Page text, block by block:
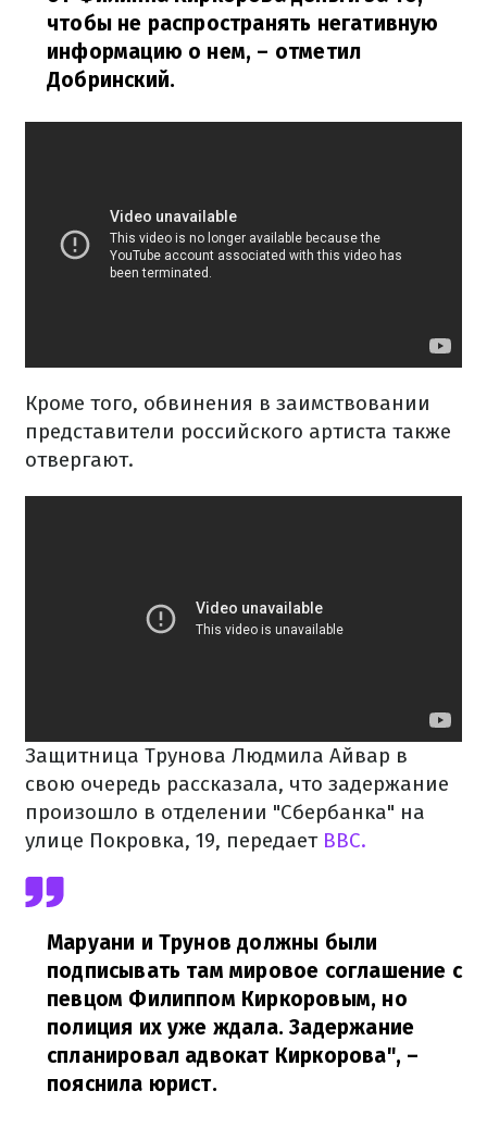
чтобы не распространять негативную
информацию о нем, – отметил
Добринский.
Кроме того, обвинения в заимствовании
представители российского артиста также
отвергают.
Защитница Трунова Людмила Айвар в
свою очередь рассказала, что задержание
произошло в отделении "Сбербанка" на
улице Покровка, 19, передаетBBC.
Маруани и Трунов должны были
подписывать там мировое соглашение с
певцом Филиппом Киркоровым, но
полиция их уже ждала. Задержание
спланировал адвокат Киркорова", –
пояснила юрист.